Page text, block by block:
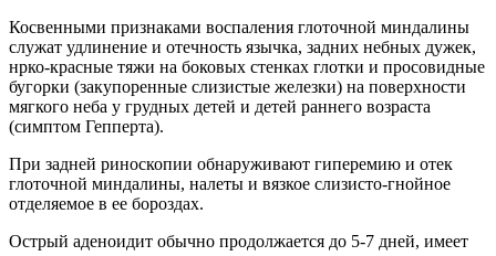
Косвенными признаками воспаления глоточной миндалины
служат удлинение и отечность язычка, задних небных дужек,
нрко-красные тяжи на боковых стенках глотки и просовидные
бугорки (закупоренные слизистые железки) на поверхности
мягкого неба у грудных детей и детей раннего возраста
(симптом Гепперта).
При задней риноскопии обнаруживают гиперемию и отек
глоточной миндалины, налеты и вязкое слизисто-гнойное
отделяемое в ее бороздах.
Острый аденоидит обычно продолжается до 5-7 дней, имеет